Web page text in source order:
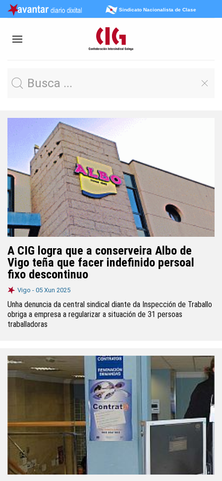
Sindicato Nacionalista de Clase
A CIG logra que a conserveira Albo de
Vigo teña que facer indefinido persoal
fixo descontinuo
Vigo - 05 Xun 2025
Unha denuncia da central sindical diante da Inspección de Traballo
obriga a empresa a regularizar a situación de 31 persoas
traballadoras